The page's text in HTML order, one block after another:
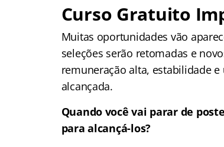
Curso Gratuito
Muitas oportunidades vão
seleções serão retomadas e
remuneração alta, estabilidade
alcançada.
Quando você vai parar de
para alcançá-los?